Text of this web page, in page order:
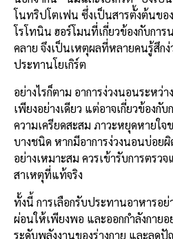
โนทริปโตเฟน ซึ่งเป็นสารตั้งต้นขอ
โรโทนิน ฮอร์โมนที่เกี่ยวข้องกับกา
คลาย จึงเป็นเหตุผลที่หลายคนรู้สึก
ประทานโยเกิร์ต
อย่างไรก็ตาม อาการง่วงนอนระหว่า
เพียงอย่างเดียว แต่อาจเกี่ยวข้องกั
ความเครียดสะสม ภาวะหยุดหายใ
บางชนิด หากมีอาการง่วงนอนบ่อย
อย่างเหมาะสม ควรเข้ารับการตร
สาเหตุที่แท้จริง
ทั้งนี้ การเลือกรับประทานอาหารอ
ผ่อนให้เพียงพอ และออกกำลังกายอ
ระดับพลังงานของร่างกาย และลด